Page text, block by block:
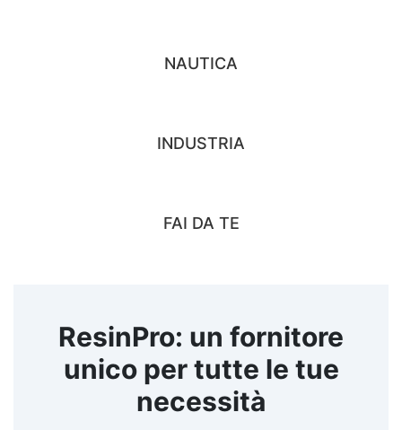
NAUTICA
INDUSTRIA
FAI DA TE
ResinPro: un fornitore
unico per tutte le tue
necessità